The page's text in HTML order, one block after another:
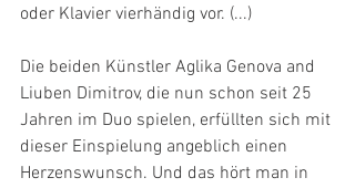
oder Klavier vierhändig vor. (...)
Die beiden Künstler Aglika Genova and
Liuben Dimitrov, die nun schon seit 25
Jahren im Duo spielen, erfüllten sich mit
dieser Einspielung angeblich einen
Herzenswunsch. Und das hört man in